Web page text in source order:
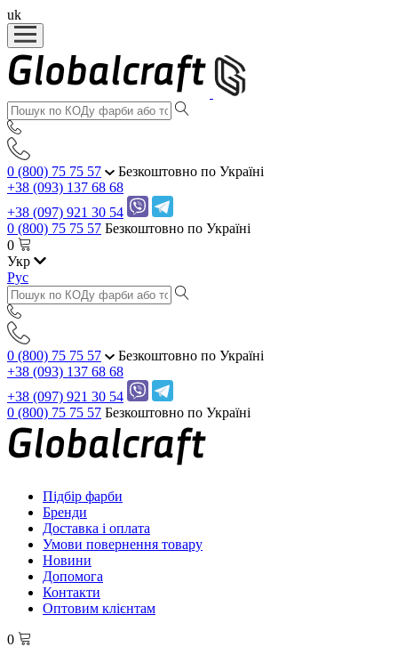
uk
0 (800) 75 75 57
Безкоштовно по Україні
+38 (093) 137 68 68
+38 (097) 921 30 54
0 (800) 75 75 57 Безкоштовно по Україні
0
Укр
Рус
0 (800) 75 75 57
Безкоштовно по Україні
+38 (093) 137 68 68
+38 (097) 921 30 54
0 (800) 75 75 57 Безкоштовно по Україні
Підбір фарби
Бренди
Доставка і оплата
Умови повернення товару
Новини
Допомога
Контакти
Оптовим клієнтам
0